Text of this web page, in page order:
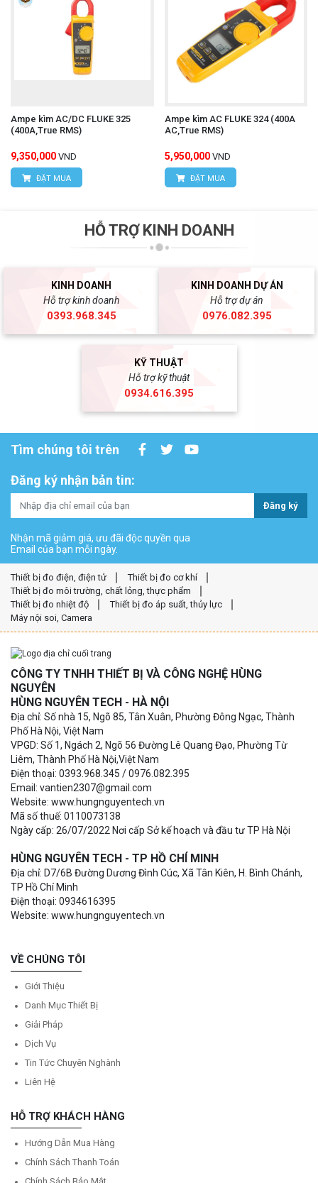
Ampe kìm AC/DC FLUKE 325
(400A,True RMS)
9,350,000 VND
ĐẶT MUA
Ampe kìm AC FLUKE 324 (400A
AC,True RMS)
5,950,000 VND
ĐẶT MUA
HỖ TRỢ KINH DOANH
KINH DOANH
Hỗ trợ kinh doanh
0393.968.345
KINH DOANH DỰ ÁN
Hỗ trợ dự án
0976.082.395
KỸ THUẬT
Hỗ trợ kỹ thuật
0934.616.395
Tìm chúng tôi trên
Đăng ký nhận bản tin:
Đăng ký
Nhận mã giảm giá, ưu đãi độc quyền qua
Email của bạn mỗi ngày.
Thiết bị đo điện, điện tử
Thiết bị đo cơ khí
Thiết bị đo môi trường, chất lỏng, thực phẩm
Thiết bị đo nhiệt độ
Thiết bị đo áp suất, thủy lực
Máy nội soi, Camera
CÔNG TY TNHH THIẾT BỊ VÀ CÔNG NGHỆ HÙNG
NGUYÊN
HÙNG NGUYÊN TECH - HÀ NỘI
Địa chỉ: Số nhà 15, Ngõ 85, Tân Xuân, Phường Đông Ngạc, Thành
Phố Hà Nội, Việt Nam
VPGD: Số 1, Ngách 2, Ngõ 56 Đường Lê Quang Đạo, Phường Từ
Liêm, Thành Phố Hà Nội,Việt Nam
Điện thoại: 0393.968.345 / 0976.082.395
Email: vantien2307@gmail.com
Website: www.hungnguyentech.vn
Mã số thuế: 0110073138
Ngày cấp: 26/07/2022 Nơi cấp Sở kế hoạch và đầu tư TP Hà Nội
HÙNG NGUYÊN TECH - TP HỒ CHÍ MINH
Địa chỉ: D7/6B Đường Dương Đình Cúc, Xã Tân Kiên, H. Bình Chánh,
TP Hồ Chí Minh
Điện thoại: 0934616395
Website: www.hungnguyentech.vn
VỀ CHÚNG TÔI
Giới Thiệu
Danh Mục Thiết Bị
Giải Pháp
Dịch Vụ
Tin Tức Chuyên Nghành
Liên Hệ
HỖ TRỢ KHÁCH HÀNG
Hướng Dẫn Mua Hàng
Chính Sách Thanh Toán